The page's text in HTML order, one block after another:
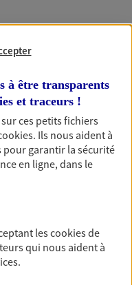
épargne : achat
ou voyage autour
et
à être transparents
et traceurs !
ces petits fichiers
. Ils nous aident à
garantir la sécurité
en ligne, dans le
lescookiesde
qui nous aident à